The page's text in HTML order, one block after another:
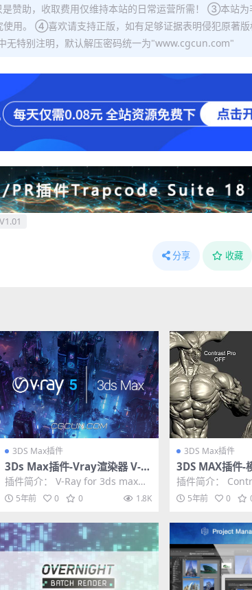
赞助，收取费用仅维持本站的日常运营所需！ ③本站为
用。 ④喜欢请支持正版，如有足够证据表明侵犯原著
无特别注明，默认解压密码统一为"www.cgcun.com"
分享 收藏
3DS Max插件
3Ds Max插件-Vray渲染器 V-R
ay v5.20.02正式破解版 含官方
材质预设库
插件简介： V-Ray for 3ds max是
3ds max的专业渲染器，是专...
5年前 0 0 1.8K
3DS Max插件
3DS MAX插件-
件 Contrast
MAX 2013–2022
插件简介：
AX的一款修改器
型...5年前 0